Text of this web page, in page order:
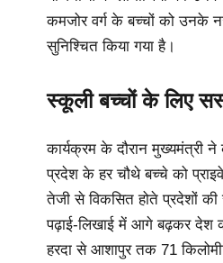
कमजोर वर्ग के बच्चों को उनके
सुनिश्चित किया गया है।
स्कूली बच्चों के लिए
कार्यक्रम के दौरान मुख्यमंत्री
प्रदेश के हर चौथे बच्चे को
तेजी से विकसित होते प्रदेशों
पढ़ाई-लिखाई में आगे बढ़कर देश
हरदा से आशापुर तक 71